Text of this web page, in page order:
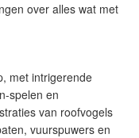
over alles wat met
met intrigerende
spelen en
van roofvogels
vuurspuwers en